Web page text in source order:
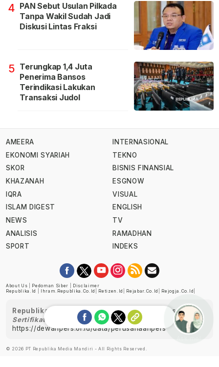
4 PAN Sebut Usulan Pilkada
Tanpa Wakil Sudah Jadi
Diskusi Lintas Fraksi
5 Terungkap 1,4 Juta
Penerima Bansos
Terindikasi Lakukan
Transaksi Judol
AMEERA
EKONOMI SYARIAH
SKOR
KHAZANAH
IQRA
ISLAM DIGEST
NEWS
ANALISIS
SPORT
INTERNASIONAL
TEKNO
BISNIS FINANSIAL
ESGNOW
VISUAL
ENGLISH
TV
RAMADHAN
INDEKS
About Us Pedoman Siber
Disclaimer
Republika.id
Ihram.republika.co.id Retizen.id Rejabar.co.id Rejogja.co.id
Republika telah diverifikasi oleh Dewan Pers
Sertifikat Nomor 1058/DP-Verifikasi/K/XII/2022
https://dewanpers.or.id/data/perusahaanpers
© 2026 PT Republika Media Mandiri - All Rights Reserved.